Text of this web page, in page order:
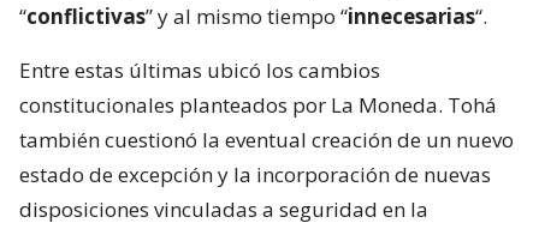
“conflictivas” y al mismo tiempo “innecesarias“.
Entre estas últimas ubicó los cambios
constitucionales planteados por La Moneda. Tohá
también cuestionó la eventual creación de un nuevo
estado de excepción y la incorporación de nuevas
disposiciones vinculadas a seguridad en la